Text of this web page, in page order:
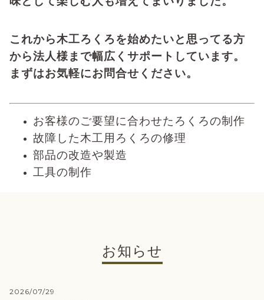
これから木工ろくろを始めたいと思ってる方
から法人様まで幅広くサポートしています。
まずはお気軽にお問合せください。
お客様のご要望に合わせたろくろの制作
故障した木工用ろくろの修理
部品の改造や製造
工具の制作
お知らせ
2026/07/29